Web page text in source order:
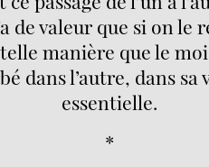
de valeur que si on le
manière que le
dans l’autre, dans sa
essentielle.
*